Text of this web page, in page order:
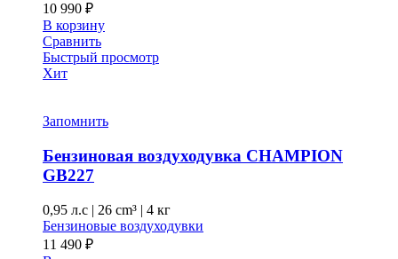
10 990 ₽
В корзину
Сравнить
Быстрый просмотр
Хит
Запомнить
Бензиновая воздуходувка CHAMPION
GB227
0,95 л.с | 26 cm³ | 4 кг
Бензиновые воздуходувки
11 490 ₽